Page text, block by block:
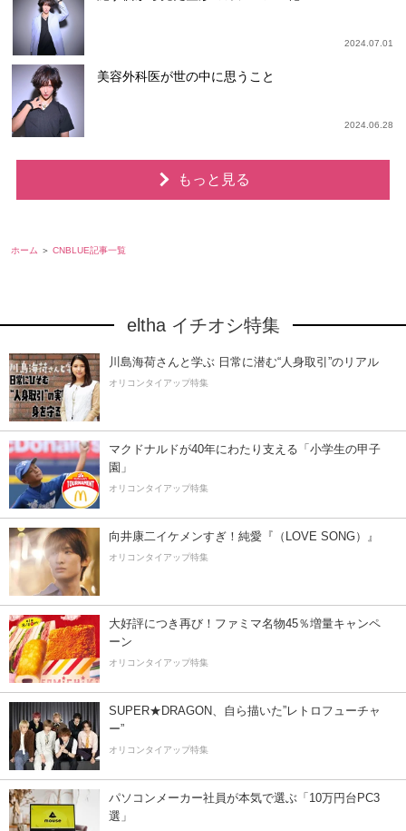
2024.07.01
美容外科医が世の中に思うこと
2024.06.28
もっと見る
ホーム CNBLUE記事一覧
eltha イチオシ特集
川島海荷さんと学ぶ 日常に潜む“人身取引”のリアル
オリコンタイアップ特集
マクドナルドが40年にわたり支える「小学生の甲子
園」
オリコンタイアップ特集
向井康二イケメンすぎ！純愛『（LOVE SONG）』
オリコンタイアップ特集
大好評につき再び！ファミマ名物45％増量キャンペ
ーン
オリコンタイアップ特集
SUPER★DRAGON、自ら描いた”レトロフューチャ
ー”
オリコンタイアップ特集
パソコンメーカー社員が本気で選ぶ「10万円台PC3
選」